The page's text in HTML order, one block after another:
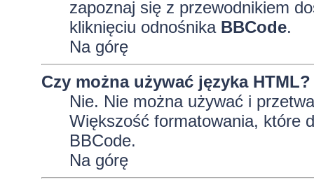
zapoznaj się z przewodnikiem
kliknięciu odnośnika BBCode.
Na górę
Czy można używać języka HTML?
Nie. Nie można używać i
Większość formatowania, które
BBCode.
Na górę